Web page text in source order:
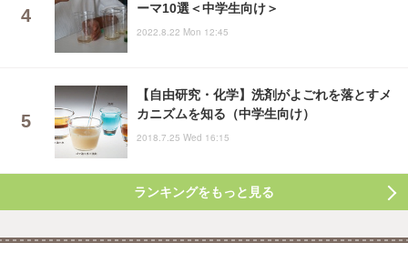
ーマ10選＜中学生向け＞
2022.8.22 Mon 12:45
【自由研究・化学】洗剤がよごれを落とすメ
カニズムを知る（中学生向け）
2018.7.25 Wed 16:15
ランキングをもっと見る